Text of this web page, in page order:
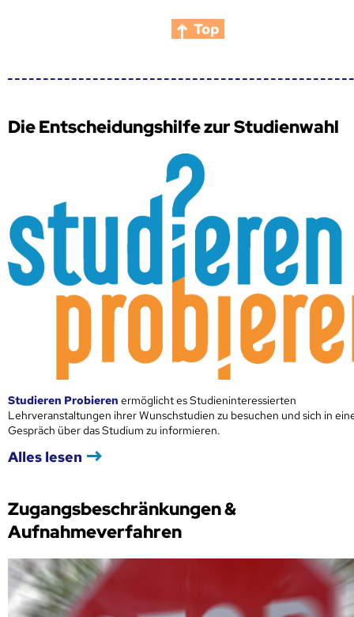
Top
Die Entscheidungshilfe zur Studienwahl
Studieren Probieren ermöglicht es Studieninteressierten
Lehrveranstaltungen ihrer Wunschstudien zu besuchen und sich in
Gespräch über das Studium zu informieren.
Alles lesen
Zugangsbeschränkungen &
Aufnahmeverfahren